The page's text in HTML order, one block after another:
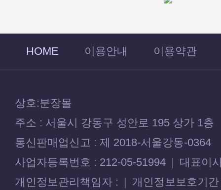
HOME 이용안내 이용약관
상호:분장몰
주소 : 서울시 강동구 성안로 195 상가 1층
통신판매업신고 : 제 2018-서울강동-0364
사업자등록번호 : 212-05-51994 | 대표이
개인정보관리책임자 : | 개인정보보호기